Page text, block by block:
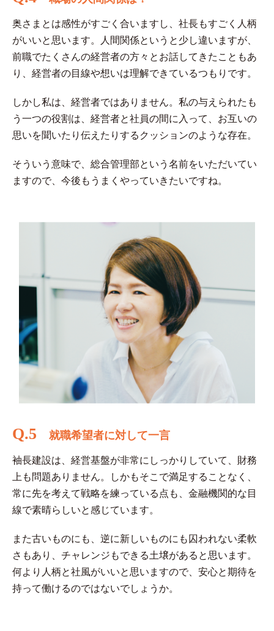
奥さまとは感性がすごく合いますし、社長もすごく人柄
がいいと思います。人間関係というと少し違いますが、
前職でたくさんの経営者の方々とお話してきたこともあ
り、経営者の目線や想いは理解できているつもりです。
しかし私は、経営者ではありません。私の与えられたも
う一つの役割は、経営者と社員の間に入って、お互いの
思いを聞いたり伝えたりするクッションのような存在。
そういう意味で、総合管理部という名前をいただいてい
ますので、今後もうまくやっていきたいですね。
Q.5 就職希望者に対して一言
袖長建設は、経営基盤が非常にしっかりしていて、財務
上も問題ありません。しかもそこで満足することなく、
常に先を考えて戦略を練っている点も、金融機関的な目
線で素晴らしいと感じています。
また古いものにも、逆に新しいものにも囚われない柔軟
さもあり、チャレンジもできる土壌があると思います。
何より人柄と社風がいいと思いますので、安心と期待を
持って働けるのではないでしょうか。